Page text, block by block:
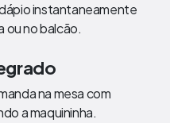
instantaneamente
ou no balcão.
na mesa com
a maquininha.